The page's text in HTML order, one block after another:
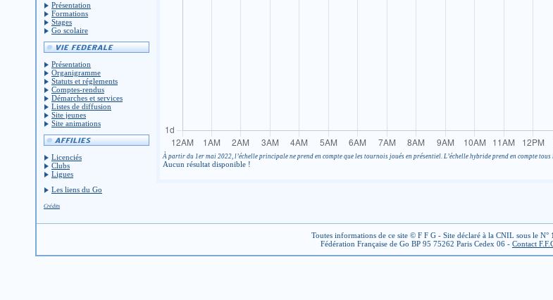
Présentation
Formations
Stages
Go scolaire
Présentation
Organigramme
Statuts et réglements
Comptes-rendus
Démarches et services
Listes de diffusion
Site jeunes
Site animations
Licenciés
Clubs
Ligues
Les liens du Go
Crédits
À partir du 1er mai 2022, l’échelle principale ne prend en compte que les tournois joués en présentiel. L’échelle hybride prend en compte
Aucun résultat disponible !
Toutes informations de ce site © F F G - Site déclaré à la CNIL sous le
Fédération Française de Go BP 95 75262 Paris Cedex 06 - Contact